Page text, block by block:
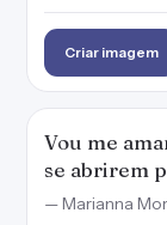
Criar imagem
Vou me
se abrirem
— Marianna